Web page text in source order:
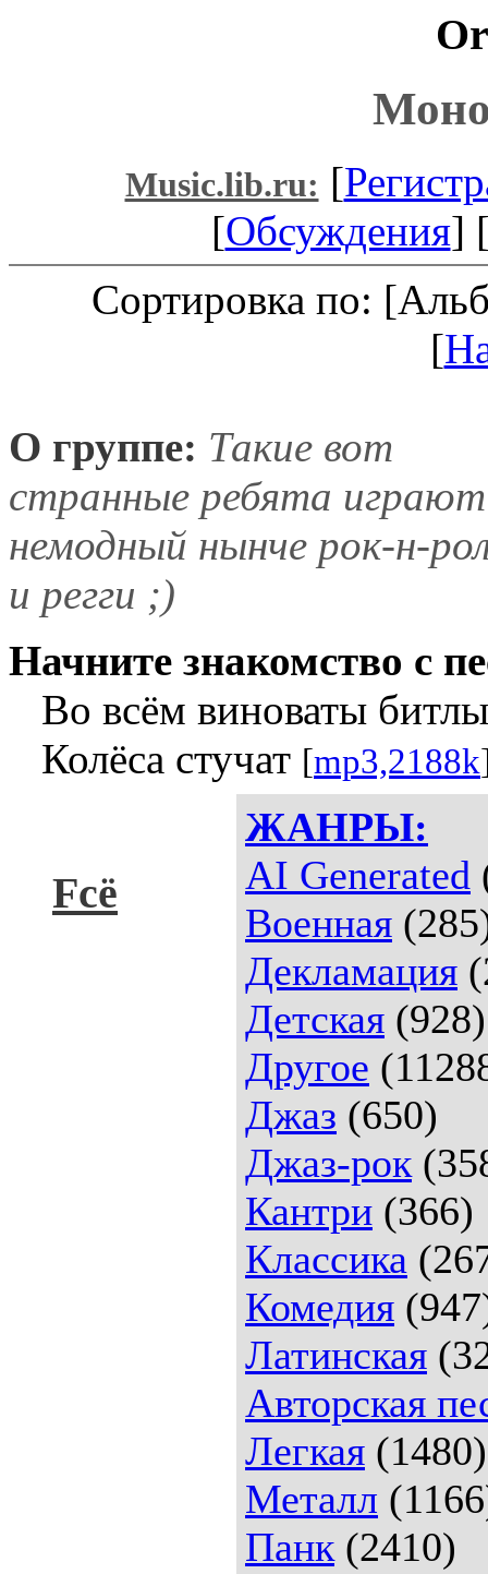
Music.lib.ru: [
[Обсуждения]
Сортировка по:
[
О группе: Такие вот
странные ребята играют
немодный нынче рок-н-
и регги ;)
Начните знакомство с
Во всём виноваты
Колёса стучат [mp3,2188k
ЖАНРЫ:
AI Generated
Военная
Декламация
Детская (928)
Другое
Джаз (650)
Джаз-рок
Кантри (366)
Классика
Комедия
Латинская
Авторская
Легкая (1480)
Металл
Панк (2410)
Fсё